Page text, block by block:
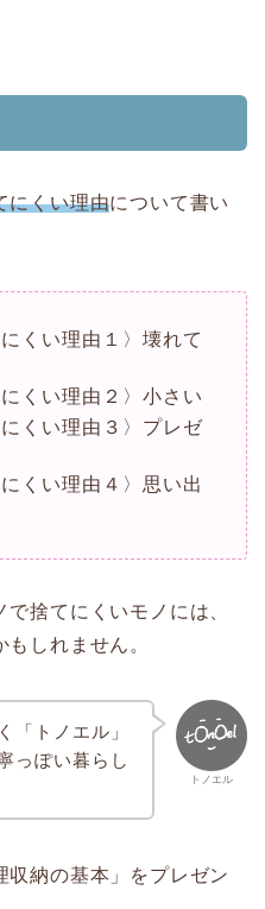
にくい理由について書い
くい理由１〉壊れて
くい理由２〉小さい
くい理由３〉プレゼ
くい理由４〉思い出
捨てにくいモノには、
しれません。
トノエル
「トノエル」
っぽい暮らし
収納の基本」をプレゼン